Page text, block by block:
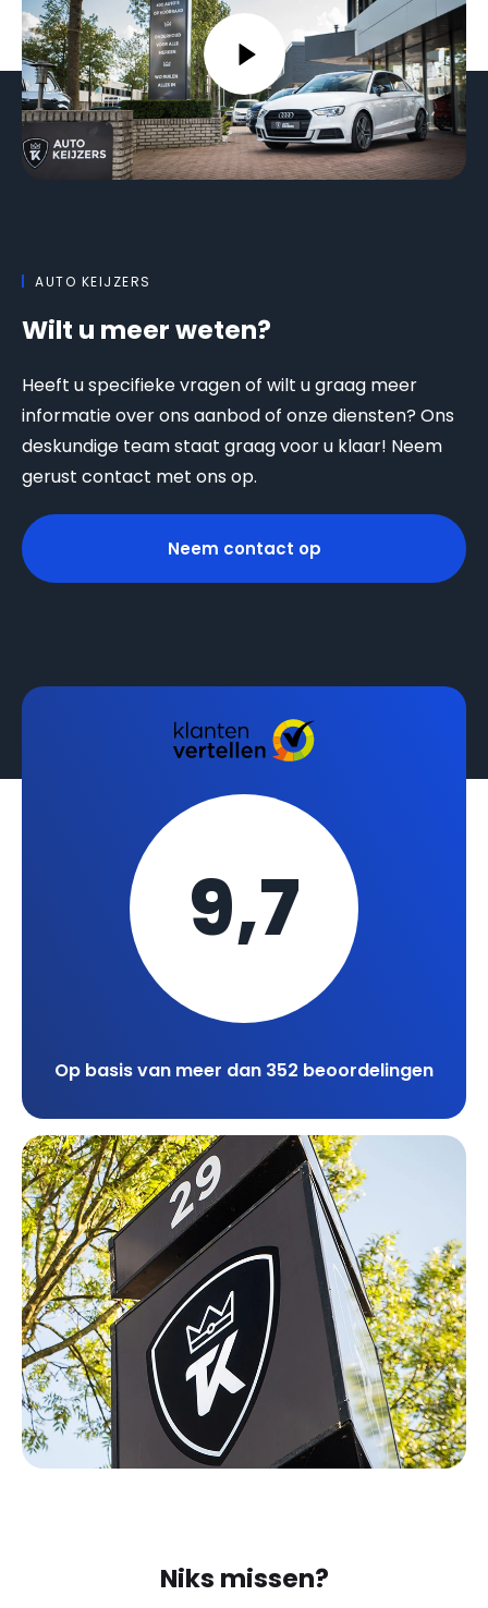
AUTO KEIJZERS
Wilt u meer weten?
Heeft u specifieke vragen of wilt u graag meer
informatie over ons aanbod of onze diensten? Ons
deskundige team staat graag voor u klaar! Neem
gerust contact met ons op.
Neem contact op
9,7
Op basis van meer dan 352 beoordelingen
Niks missen?